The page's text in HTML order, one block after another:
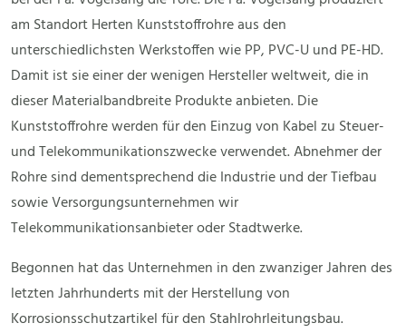
am Standort Herten Kunststoffrohre aus den
unterschiedlichsten Werkstoffen wie PP, PVC-U und PE-HD.
Damit ist sie einer der wenigen Hersteller weltweit, die in
dieser Materialbandbreite Produkte anbieten. Die
Kunststoffrohre werden für den Einzug von Kabel zu Steuer-
und Telekommunikationszwecke verwendet. Abnehmer der
Rohre sind dementsprechend die Industrie und der Tiefbau
sowie Versorgungsunternehmen wir
Telekommunikationsanbieter oder Stadtwerke.
Begonnen hat das Unternehmen in den zwanziger Jahren des
letzten Jahrhunderts mit der Herstellung von
Korrosionsschutzartikel für den Stahlrohrleitungsbau.